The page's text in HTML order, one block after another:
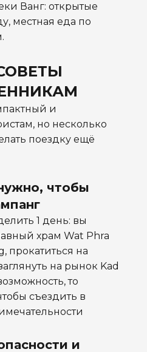
Ванг: открытые
местная еда по
и
но несколько
поездку ещё
чтобы
1 день: вы
храм Wat Phra
прокатиться на
на рынок Kad
то
съездить в
и